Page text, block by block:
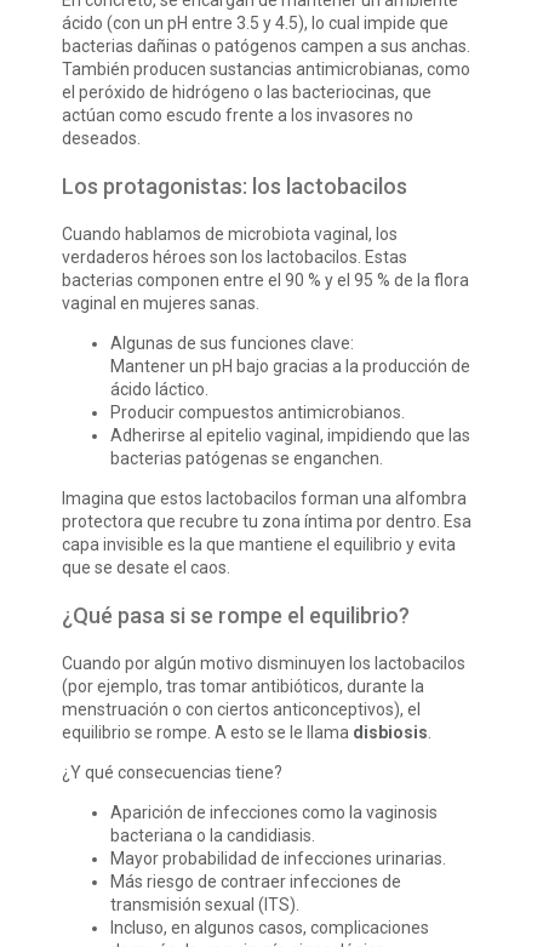
ácido (con un pH entre 3.5 y 4.5), lo cual impide que
bacterias dañinas o patógenos campen a sus anchas.
También producen sustancias antimicrobianas, como
el peróxido de hidrógeno o las bacteriocinas, que
actúan como escudo frente a los invasores no
deseados.
Los protagonistas: los lactobacilos
Cuando hablamos de microbiota vaginal, los
verdaderos héroes son los lactobacilos. Estas
bacterias componen entre el 90 % y el 95 % de la flora
vaginal en mujeres sanas.
Algunas de sus funciones clave:
Mantener un pH bajo gracias a la producción de
ácido láctico.
Producir compuestos antimicrobianos.
Adherirse al epitelio vaginal, impidiendo que las
bacterias patógenas se enganchen.
Imagina que estos lactobacilos forman una alfombra
protectora que recubre tu zona íntima por dentro. Esa
capa invisible es la que mantiene el equilibrio y evita
que se desate el caos.
¿Qué pasa si se rompe el equilibrio?
Cuando por algún motivo disminuyen los lactobacilos
(por ejemplo, tras tomar antibióticos, durante la
menstruación o con ciertos anticonceptivos), el
equilibrio se rompe. A esto se le llama disbiosis
¿Y qué consecuencias tiene?
Aparición de infecciones como la vaginosis
bacteriana o la candidiasis.
Mayor probabilidad de infecciones urinarias.
Más riesgo de contraer infecciones de
transmisión sexual (ITS).
Incluso, en algunos casos, complicaciones